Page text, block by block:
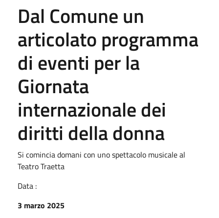
Dal Comune un
articolato programma
di eventi per la
Giornata
internazionale dei
diritti della donna
Si comincia domani con uno spettacolo musicale al
Teatro Traetta
Data :
3 marzo 2025